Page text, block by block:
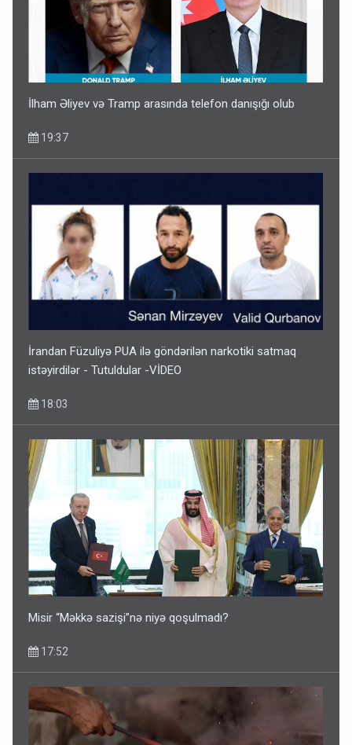
İlham Əliyev və Tramp arasında telefon danışığı olub
19:37
İrandan Füzuliyə PUA ilə göndərilən narkotiki satmaq
istəyirdilər - Tutuldular -VİDEO
18:03
Misir “Məkkə sazişi”nə niyə qoşulmadı?
17:52